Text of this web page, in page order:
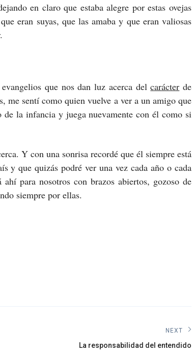
en claro que estaba alegre por estas ovejas
eran suyas, que las amaba y que eran valiosas
que nos dan luz acerca delcarácter de
me sentí como quien vuelve a ver a un amigo que
la infancia y juega nuevamente con él como si
Y con una sonrisa recordé que él siempre está
y que quizás podré ver una vez cada año o cada
para nosotros con brazos abiertos, gozoso de
siempre por ellas.
NEXT
Next
La responsabilidad del entendido